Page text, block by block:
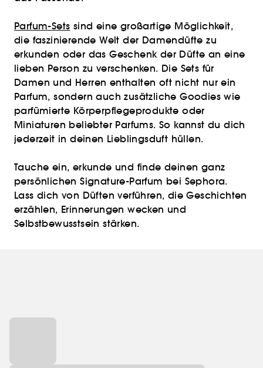
Parfum-Sets sind eine großartige Möglichkeit,
die faszinierende Welt der Damendüfte zu
erkunden oder das Geschenk der Düfte an eine
lieben Person zu verschenken. Die Sets für
Damen und Herren enthalten oft nicht nur ein
Parfum, sondern auch zusätzliche Goodies wie
parfümierte Körperpflegeprodukte oder
Miniaturen beliebter Parfums. So kannst du dich
jederzeit in deinen Lieblingsduft hüllen.
Tauche ein, erkunde und finde deinen ganz
persönlichen Signature-Parfum bei Sephora.
Lass dich von Düften verführen, die Geschichten
erzählen, Erinnerungen wecken und
Selbstbewusstsein stärken.